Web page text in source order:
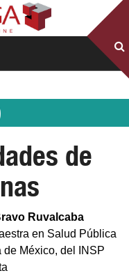
de
Ruvalcaba
en Salud Pública
México, del INSP